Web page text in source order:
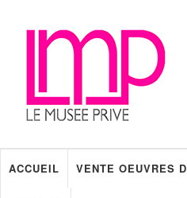
ACCUEIL VENTE OEUVRES